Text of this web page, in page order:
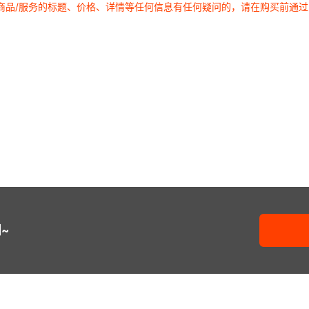
/服务的标题、价格、详情等任何信息有任何疑问的，请在购买前通